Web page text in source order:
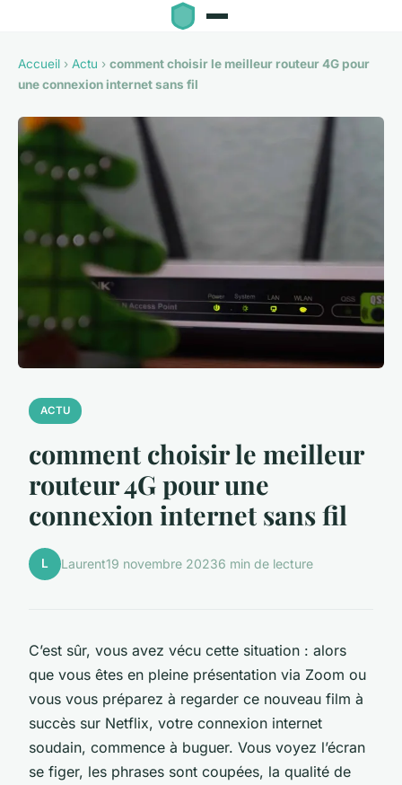
Accueil › Actu › comment choisir le meilleur routeur 4G pour
une connexion internet sans fil
ACTU
comment choisir le meilleur
routeur 4G pour une
connexion internet sans fil
L Laurent19 novembre 20236 min de lecture
C’est sûr, vous avez vécu cette situation : alors
que vous êtes en pleine présentation via Zoom ou
vous vous préparez à regarder ce nouveau film à
succès sur Netflix, votre connexion internet
soudain, commence à buguer. Vous voyez l’écran
se figer, les phrases sont coupées, la qualité de